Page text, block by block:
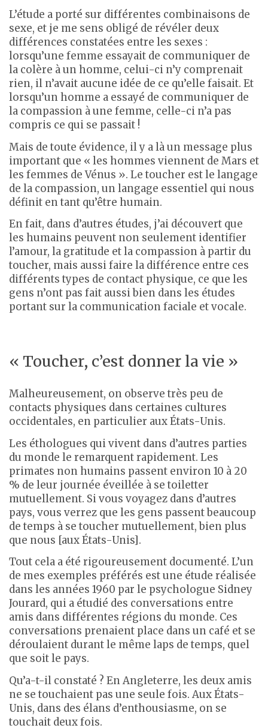
L’étude a porté sur différentes combinaisons de
sexe, et je me sens obligé de révéler deux
différences constatées entre les sexes :
lorsqu’une femme essayait de communiquer de
la colère à un homme, celui-ci n’y comprenait
rien, il n’avait aucune idée de ce qu’elle faisait. Et
lorsqu’un homme a essayé de communiquer de
la compassion à une femme, celle-ci n’a pas
compris ce qui se passait !
Mais de toute évidence, il y a là un message plus
important que « les hommes viennent de Mars et
les femmes de Vénus ». Le toucher est le langage
de la compassion, un langage essentiel qui nous
définit en tant qu’être humain.
En fait, dans d’autres études, j’ai découvert que
les humains peuvent non seulement identifier
l’amour, la gratitude et la compassion à partir du
toucher, mais aussi faire la différence entre ces
différents types de contact physique, ce que les
gens n’ont pas fait aussi bien dans les études
portant sur la communication faciale et vocale.
« Toucher, c’est donner la vie »
Malheureusement, on observe très peu de
contacts physiques dans certaines cultures
occidentales, en particulier aux États-Unis.
Les éthologues qui vivent dans d’autres parties
du monde le remarquent rapidement. Les
primates non humains passent environ 10 à 20
% de leur journée éveillée à se toiletter
mutuellement. Si vous voyagez dans d’autres
pays, vous verrez que les gens passent beaucoup
de temps à se toucher mutuellement, bien plus
que nous [aux États-Unis].
Tout cela a été rigoureusement documenté. L’un
de mes exemples préférés est une étude réalisée
dans les années 1960 par le psychologue Sidney
Jourard, qui a étudié des conversations entre
amis dans différentes régions du monde. Ces
conversations prenaient place dans un café et se
déroulaient durant le même laps de temps, quel
que soit le pays.
Qu’a-t-il constaté ? En Angleterre, les deux amis
ne se touchaient pas une seule fois. Aux États-
Unis, dans des élans d’enthousiasme, on se
touchait deux fois.